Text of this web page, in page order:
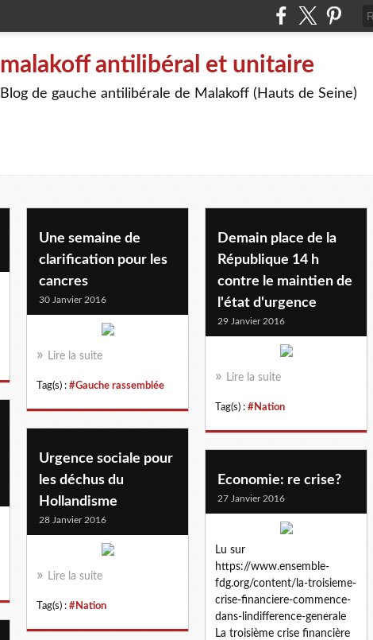
malakoff antilibéral et unitaire
Blog de gauche antilibérale de Malakoff (Hauts de Seine)
Une semaine de
clarification pour les
cancres
30 Janvier 2016
Lire la suite
Tag(s) : #Gauche rassemblée
Demain place de la
République 14 h
contre le maintien de
l'état d'urgence
29 Janvier 2016
Lire la suite
Tag(s) : #Nation
Urgence sociale pour
les déchus du
Hollandisme
28 Janvier 2016
Lire la suite
Tag(s) : #Nation
Economie: re crise?
27 Janvier 2016
Lu sur
https://www.ensemble-
fdg.org/content/la-troisieme-
crise-financiere-commence-
dans-lindifference-generale
La troisième crise financière